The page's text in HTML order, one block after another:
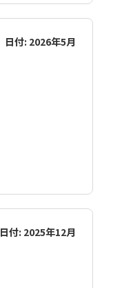
日付: 2026年5月
日付: 2025年12月